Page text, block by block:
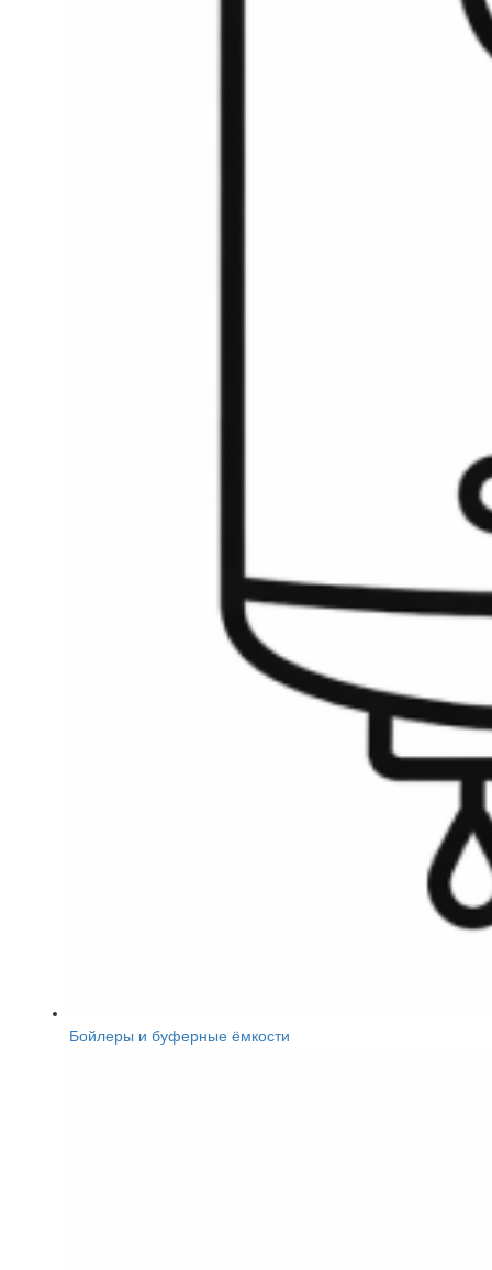
Бойлеры и буферные ёмкости